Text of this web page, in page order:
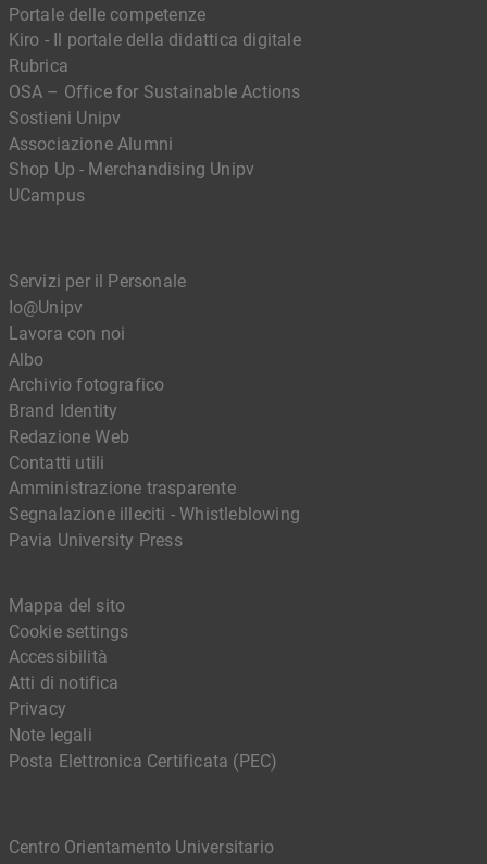
Portale delle competenze
Kiro - Il portale della didattica digitale
Rubrica
OSA – Office for Sustainable Actions
Sostieni Unipv
Associazione Alumni
Shop Up - Merchandising Unipv
UCampus
Servizi per il Personale
Io@Unipv
Lavora con noi
Albo
Archivio fotografico
Brand Identity
Redazione Web
Contatti utili
Amministrazione trasparente
Segnalazione illeciti - Whistleblowing
Pavia University Press
Centro Orientamento Universitario
Mappa del sito
Cookie settings
Accessibilità
Atti di notifica
Privacy
Note legali
Posta Elettronica Certificata (PEC)